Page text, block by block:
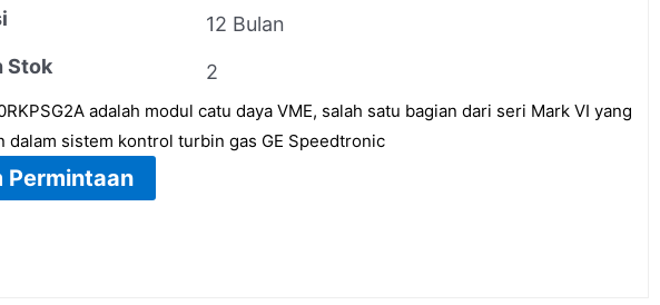
12 Bulan
Stok
2
adalah modul catu daya VME, salah satu bagian dari seri Mark VI yang
dalam sistem kontrol turbin gas GE Speedtronic
Permintaan